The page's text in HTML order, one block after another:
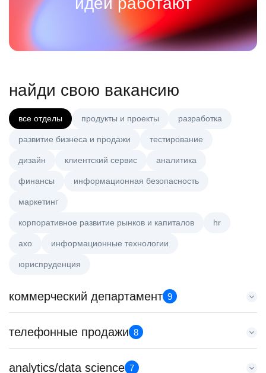
найди свою вакансию
все отделы продукты и проекты разработка
развитие бизнеса и продажи тестирование
дизайн клиентский сервис аналитика
финансы информационная безопасность
маркетинг
корпоративное развитие рынков и капиталов hr
axo информационные технологии
юриспруденция
коммерческий департамент 9
Тренер по развитию компетенций продаж
HeadHunter::Коммерческий департамент
з/п не указана
телефонные продажи 8
Старший специалист телемаркетинга
analytics/data science 7